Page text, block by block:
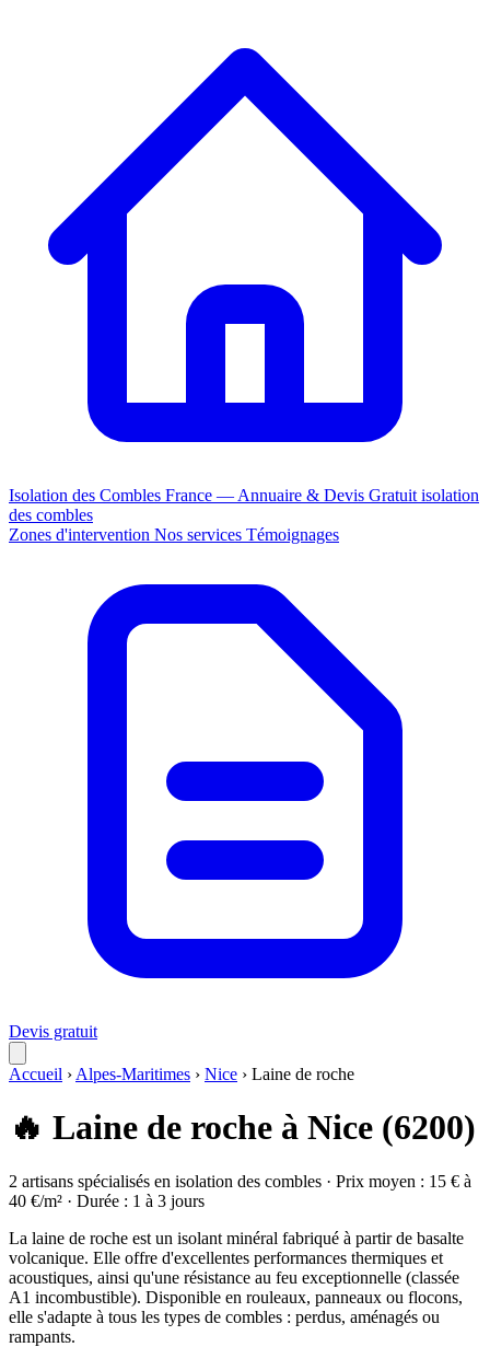
Isolation des Combles France — Annuaire & Devis Gratuit isolation
des combles
Zones d'intervention Nos services Témoignages
Devis gratuit
Accueil › Alpes-Maritimes › Nice › Laine de roche
🔥 Laine de roche à Nice (6200)
2 artisans spécialisés en isolation des combles · Prix moyen : 15 € à
40 €/m² · Durée : 1 à 3 jours
La laine de roche est un isolant minéral fabriqué à partir de basalte
volcanique. Elle offre d'excellentes performances thermiques et
acoustiques, ainsi qu'une résistance au feu exceptionnelle (classée
A1 incombustible). Disponible en rouleaux, panneaux ou flocons,
elle s'adapte à tous les types de combles : perdus, aménagés ou
rampants.